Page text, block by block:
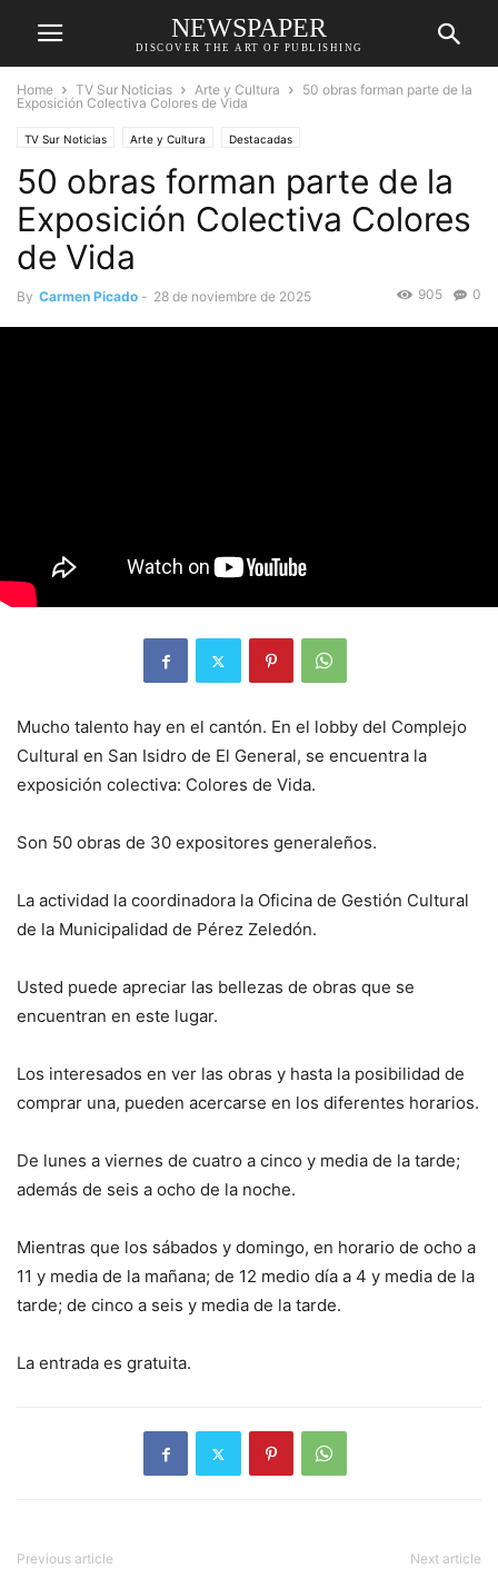
NEWSPAPER
DISCOVER THE ART OF PUBLISHING
Home TV Sur Noticias Arte y Cultura
50 obras forman parte de la
Exposición Colectiva Colores de Vida
TV Sur Noticias Arte y Cultura Destacadas
50 obras forman parte de la
Exposición Colectiva Colores
de Vida
By Carmen Picado - 28 de noviembre de 2025 0
905
Mucho talento hay en el cantón. En el lobby del Complejo
Cultural en San Isidro de El General, se encuentra la
exposición colectiva: Colores de Vida.
Son 50 obras de 30 expositores generaleños.
La actividad la coordinadora la Oficina de Gestión Cultural
de la Municipalidad de Pérez Zeledón.
Usted puede apreciar las bellezas de obras que se
encuentran en este lugar.
Los interesados en ver las obras y hasta la posibilidad de
comprar una, pueden acercarse en los diferentes horarios.
De lunes a viernes de cuatro a cinco y media de la tarde;
además de seis a ocho de la noche.
Mientras que los sábados y domingo, en horario de ocho a
11 y media de la mañana; de 12 medio día a 4 y media de la
tarde; de cinco a seis y media de la tarde.
La entrada es gratuita.
Previous article Next article